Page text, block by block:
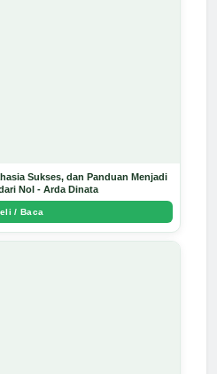
Sukses, dan Panduan Menjadi
Nol - Arda Dinata
/ Baca